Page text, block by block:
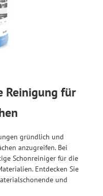
Reinigung für
gründlich und
anzugreifen. Bei
Schonreiniger für die
Entdecken Sie
und